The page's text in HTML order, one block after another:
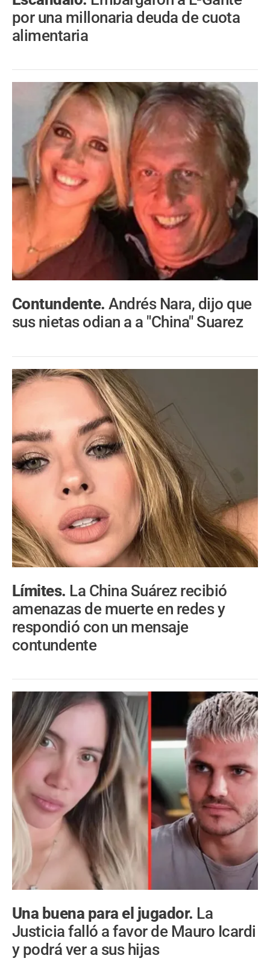
por una millonaria deuda de cuota
alimentaria
Contundente.Andrés Nara, dijo que
sus nietas odian a a "China" Suarez
Límites. La China Suárez recibió
amenazas de muerte en redes y
respondió con un mensaje
contundente
Una buena para el jugador. La
Justicia falló a favor de Mauro Icardi
y podrá ver a sus hijas